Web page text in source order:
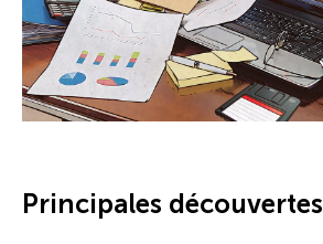
Principales découvertes